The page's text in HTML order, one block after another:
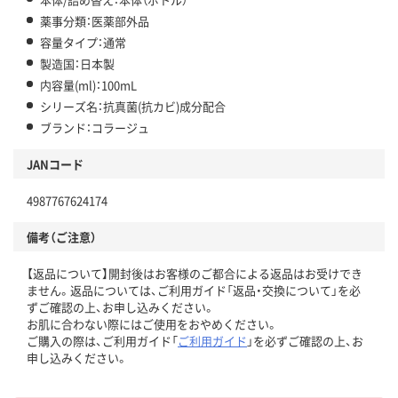
薬事分類：医薬部外品
容量タイプ：通常
製造国：日本製
内容量(ml)：100mL
シリーズ名：抗真菌(抗カビ)成分配合
ブランド：コラージュ
JANコード
4987767624174
備考（ご注意）
【返品について】開封後はお客様のご都合による返品はお受けでき
ません。返品については、ご利用ガイド「返品・交換について」を必
ずご確認の上、お申し込みください。
お肌に合わない際にはご使用をおやめください。
ご購入の際は、ご利用ガイド「ご利用ガイド 」を必ずご確認の上、お
申し込みください。